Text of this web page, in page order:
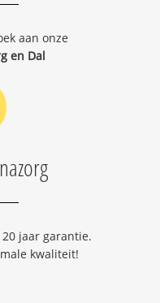
aan onze
en Dal
jaar garantie.
kwaliteit!